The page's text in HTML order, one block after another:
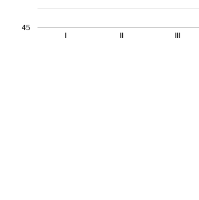
45